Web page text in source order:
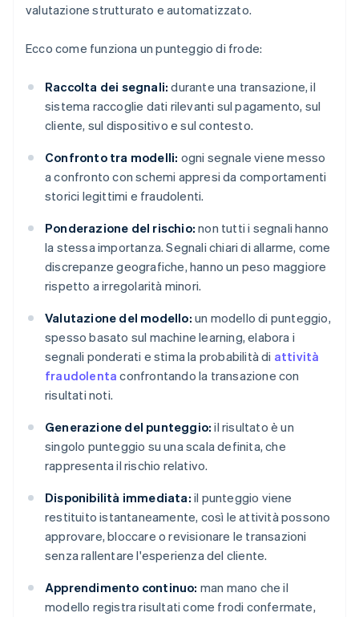
valutazione strutturato e automatizzato.
Ecco come funziona un punteggio di frode:
Raccolta dei segnali: durante una transazione, il
sistema raccoglie dati rilevanti sul pagamento, sul
cliente, sul dispositivo e sul contesto.
Confronto tra modelli: ogni segnale viene messo
a confronto con schemi appresi da comportamenti
storici legittimi e fraudolenti.
Ponderazione del rischio: non tutti i segnali hanno
la stessa importanza. Segnali chiari di allarme, come
discrepanze geografiche, hanno un peso maggiore
rispetto a irregolarità minori.
Valutazione del modello: un modello di punteggio,
spesso basato sul machine learning, elabora i
segnali ponderati e stima la probabilità di attività
fraudolenta confrontando la transazione con
risultati noti.
Generazione del punteggio: il risultato è un
singolo punteggio su una scala definita, che
rappresenta il rischio relativo.
Disponibilità immediata: il punteggio viene
restituito istantaneamente, così le attività possono
approvare, bloccare o revisionare le transazioni
senza rallentare l'esperienza del cliente.
Apprendimento continuo: man mano che il
modello registra risultati come frodi confermate,